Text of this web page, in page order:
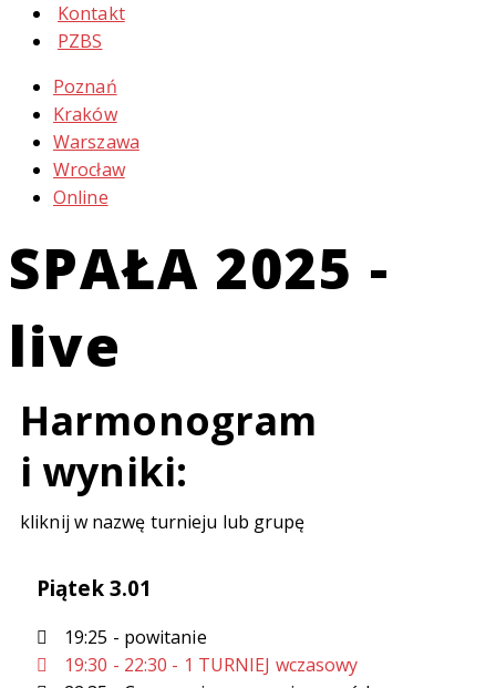
Kontakt
PZBS
Poznań
Kraków
Warszawa
Wrocław
Online
SPAŁA 2025 -
live
Harmonogram
i wyniki:
kliknij w nazwę turnieju lub grupę
Piątek 3.01
19:25 - powitanie
19:30 - 22:30 - 1 TURNIEJ wczasowy